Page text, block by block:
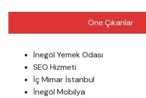
Öne Çıkanlar
İnegöl Yemek Odası
SEO Hizmeti
İç Mimar İstanbul
İnegöl Mobilya